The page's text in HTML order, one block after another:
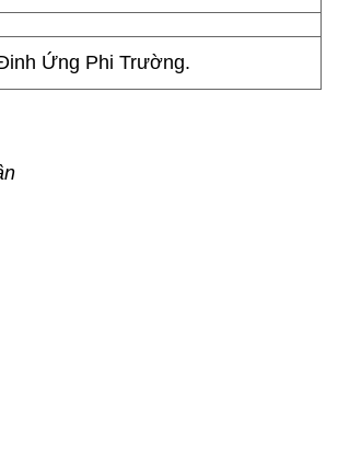
đi cùng một người bạn trai.